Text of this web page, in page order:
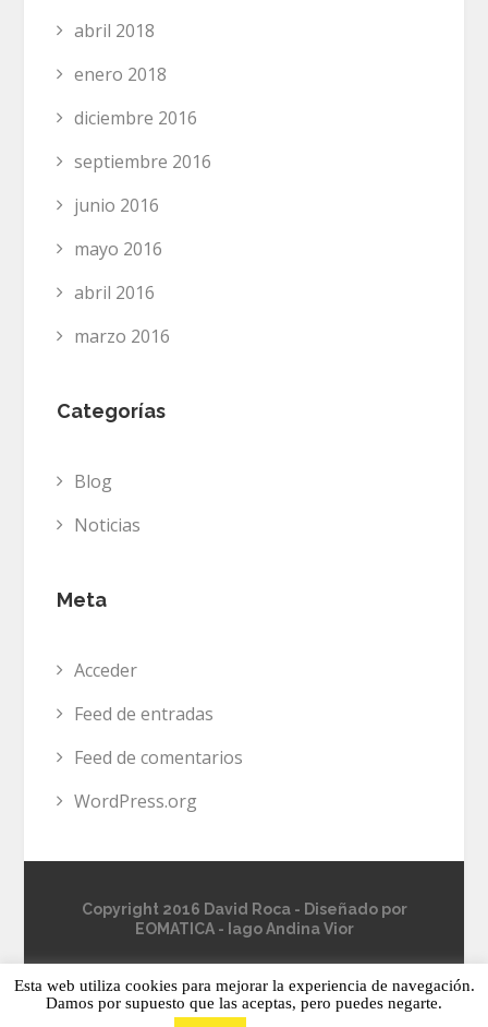
abril 2018
enero 2018
diciembre 2016
septiembre 2016
junio 2016
mayo 2016
abril 2016
marzo 2016
Categorías
Blog
Noticias
Meta
Acceder
Feed de entradas
Feed de comentarios
WordPress.org
Copyright 2016 David Roca - Diseñado por
EOMATICA- Iago Andina Vior
Esta web utiliza cookies para mejorar la experiencia de navegación.
Damos por supuesto que las aceptas, pero puedes negarte.